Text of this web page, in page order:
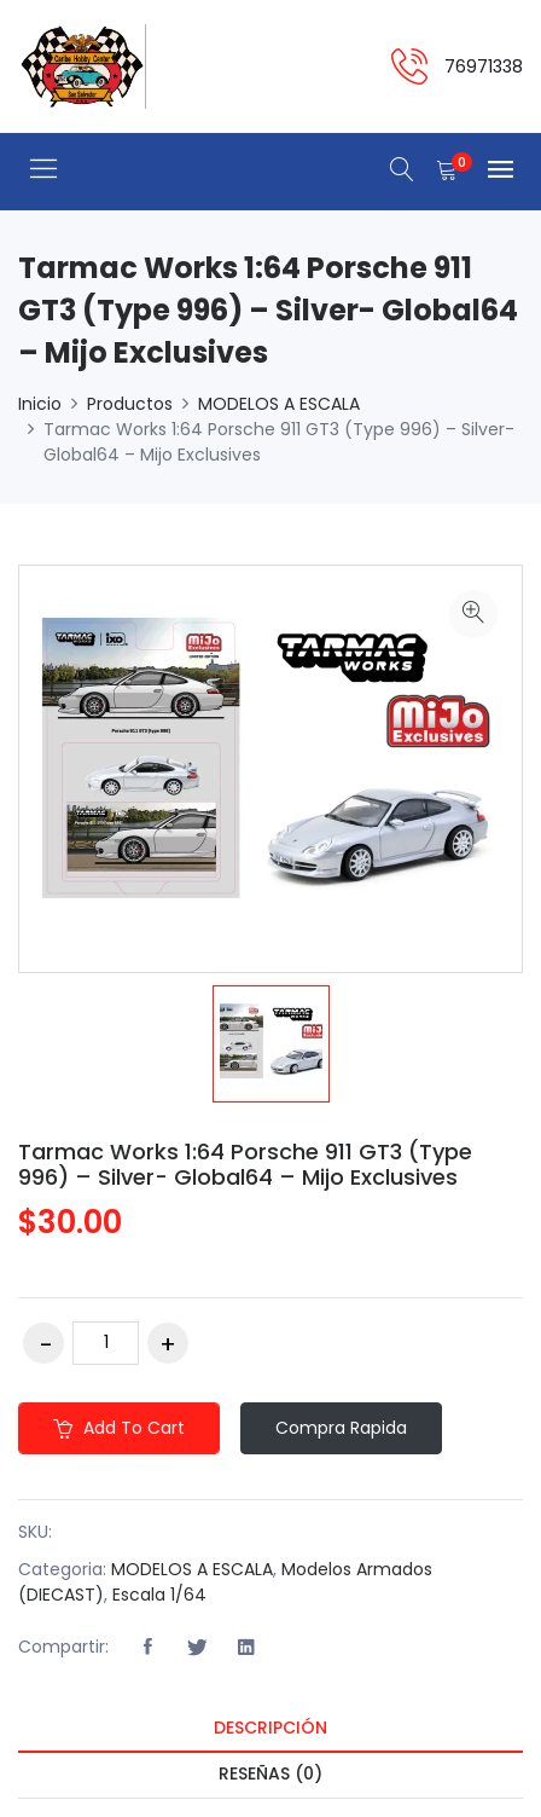
76971338
0
Tarmac Works 1:64 Porsche 911
GT3 (Type 996) – Silver- Global64
– Mijo Exclusives
Inicio Productos
MODELOS A ESCALA
Tarmac Works 1:64 Porsche 911 GT3 (Type 996) – Silver-
Global64 – Mijo Exclusives
Tarmac Works 1:64 Porsche 911 GT3 (Type
996) – Silver- Global64 – Mijo Exclusives
$30.00
Add To Cart Compra Rapida
SKU:
Categoria: MODELOS A ESCALA, Modelos Armados
(DIECAST), Escala 1/64
Compartir:
DESCRIPCIÓN
RESEÑAS (0)